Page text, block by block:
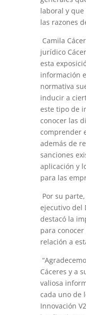
laboral y
las razones
Camila
jurídico
esta
información
normativa
inducir a
este tipo de
conocer las
comprender
además de
sanciones
aplicación y
para las
Por su
ejecutivo del
destacó la
para
relación a
Cáceres y a
valiosa
cada uno de
Innovación